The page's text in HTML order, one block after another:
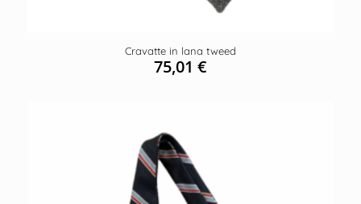
Cravatte in lana tweed
75,01€